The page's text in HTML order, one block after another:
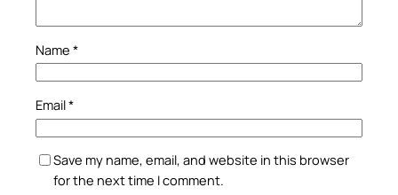
Name *
Email*
Save my name, email, and website in this browser
for the next time I comment.